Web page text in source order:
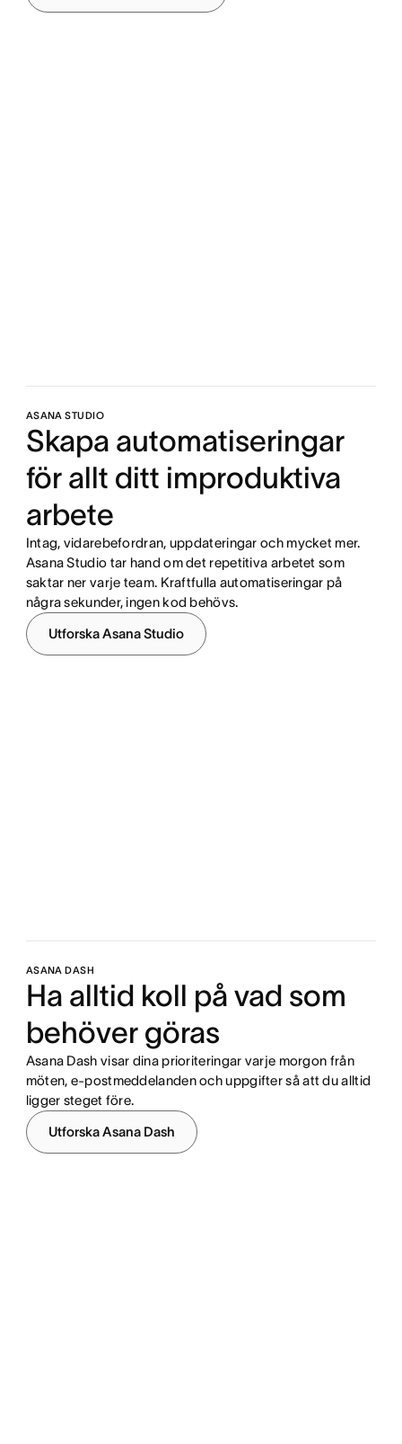
ASANA STUDIO
Skapa automatiseringar
för allt ditt improduktiva
arbete
Intag, vidarebefordran, uppdateringar och mycket mer.
Asana Studio tar hand om det repetitiva arbetet som
saktar ner varje team. Kraftfulla automatiseringar på
några sekunder, ingen kod behövs.
Utforska Asana Studio
ASANA DASH
Ha alltid koll på vad som
behöver göras
Asana Dash visar dina prioriteringar varje morgon från
möten, e-postmeddelanden och uppgifter så att du alltid
ligger steget före.
Utforska Asana Dash